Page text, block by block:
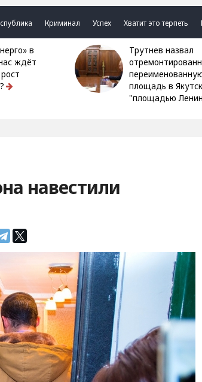
Криминал Успех Хватит это терпеть
ждёт
Трутнев назвал
площадь в
"площадью
навестили